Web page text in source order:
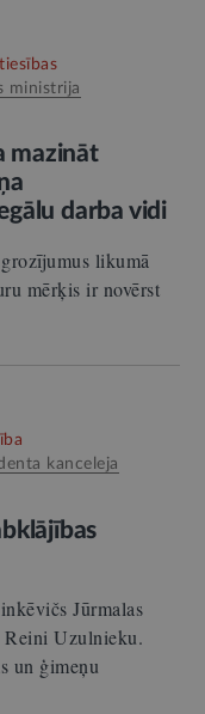
ministrija
mazināt
darba vidi
likumā
mērķis ir novērst
kanceleja
Jūrmalas
Reini Uzulnieku.
un ģimeņu